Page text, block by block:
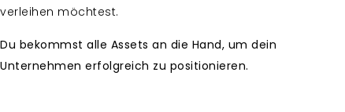
verleihen möchtest.
Du bekommst alle Assets an die Hand, um dein
Unternehmen erfolgreich zu positionieren.